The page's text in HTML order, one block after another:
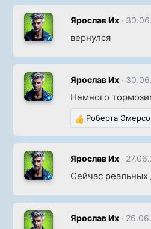
а
к
и
:
Ярослав Их
вернулся
Ярослав Их
Немного
Р
е
а
к
и
:
Роберта
Ярослав Их
Сейчас реальных
Ярослав Их